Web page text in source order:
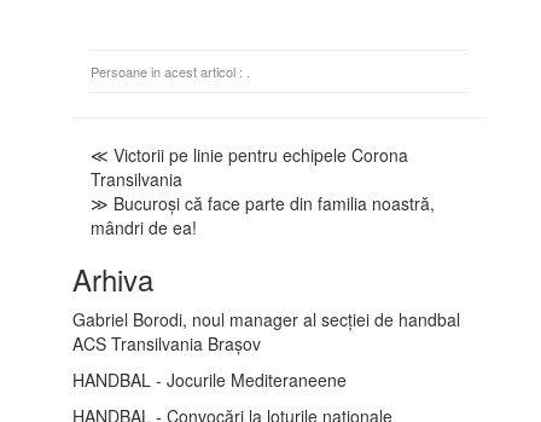
Persoane in acest articol :
≪ Victorii pe linie pentru echipele Corona
Transilvania
≫ Bucuroși că face parte din familia noastră,
mândri de ea!
Arhiva
Gabriel Borodi, noul manager al secției de handbal
ACS Transilvania Brașov
HANDBAL - Jocurile Mediteraneene
HANDBAL - Convocări la loturile naționale